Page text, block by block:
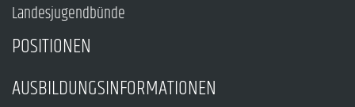
Landesjugendbünde
POSITIONEN
AUSBILDUNGSINFORMATIONEN